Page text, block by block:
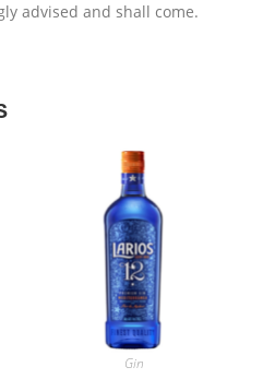
advised and shall come.
Gin